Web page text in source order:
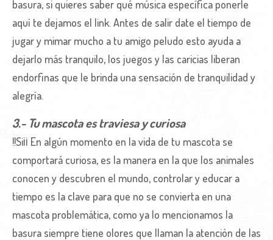
basura, si quieres saber qué música específica ponerle
aquí te dejamos el link. Antes de salir date el tiempo de
jugar y mimar mucho a tu amigo peludo esto ayuda a
dejarlo más tranquilo, los juegos y las caricias liberan
endorfinas que le brinda una sensación de tranquilidad y
alegría.
3.- Tu mascota es traviesa y curiosa
!!Si¡¡ En algún momento en la vida de tu mascota se
comportará curiosa, es la manera en la que los animales
conocen y descubren el mundo, controlar y educar a
tiempo es la clave para que no se convierta en una
mascota problemática, como ya lo mencionamos la
basura siempre tiene olores que llaman la atención de las